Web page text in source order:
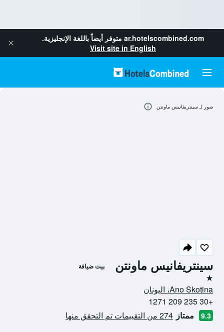
ar.hotelscombined.com متوفر أيضاً باللغة الإنجليزية.
Visit site in English
سينتريفانيس ماونتن بيت ضيافة
نجمة واحدة
Ano Skotina، اليونان
+30 235 209 1271
9.3 ممتاز 274 من التقييمات تم التحقق منها
صور لـ سينتريفانيس ماونتن